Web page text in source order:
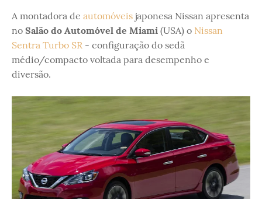
A montadora de automóveis japonesa Nissan apresenta
no Salão do Automóvel de Miami (USA) o Nissan
Sentra Turbo SR - configuração do sedã
médio/compacto voltada para desempenho e
diversão.